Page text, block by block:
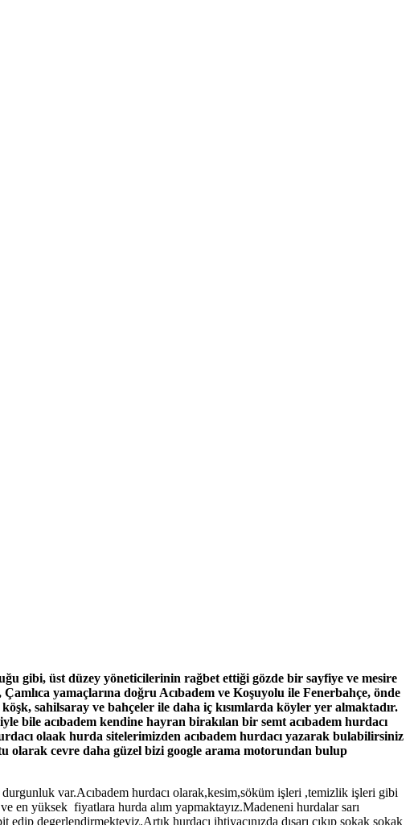
gibi, üst düzey yöneticilerinin rağbet ettiği gözde bir sayfiye ve mesire
yamaçlarına doğru Acıbadem ve Koşuyolu ile Fenerbahçe, önde
sahilsaray ve bahçeler ile daha iç kısımlarda köyler yer almaktadır.
bile acıbadem kendine hayran birakılan bir semt acıbadem hurdacı
olaak hurda sitelerimizden acıbadem hurdacı yazarak bulabilirsiniz
olarak cevre daha güzel bizi google arama motorundan bulup
durgunluk var.Acıbadem hurdacı olarak,kesim,söküm işleri ,temizlik işleri gibi
en yüksek fiyatlara hurda alım yapmaktayız.Madeneni hurdalar sarı
degerlendirmekteyiz.Artık hurdacı ihtiyacınızda dışarı cıkıp sokak sokak